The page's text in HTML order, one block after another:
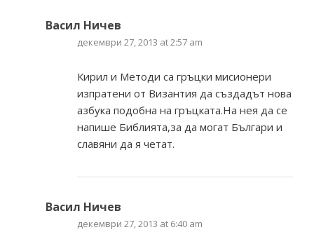
Васил Ничев
декември 27, 2013 at 2:57 am
Кирил и Методи са гръцки мисионери
изпратени от Византия да създадът нова
азбука подобна на гръцката.На нея да се
напише Библията,за да могат Българи и
славяни да я четат.
Васил Ничев
декември 27, 2013 at 6:40 am